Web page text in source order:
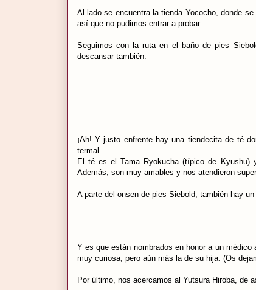
Al lado se encuentra la tienda Yococho, donde
así que no pudimos entrar a probar.
Seguimos con la ruta en el baño de pies
descansar también.
¡Ah! Y justo enfrente hay una tiendecita de té
termal.
El té es el Tama Ryokucha (típico de Kyushu)
Además, son muy amables y nos atendieron
A parte del onsen de pies Siebold, también hay
Y es que están nombrados en honor a un
muy curiosa, pero aún más la de su hija. (Os
Por último, nos acercamos al Yutsura Hiroba, de